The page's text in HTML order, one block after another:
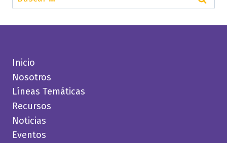
Inicio
Nosotros
Líneas Temáticas
Recursos
Noticias
Eventos